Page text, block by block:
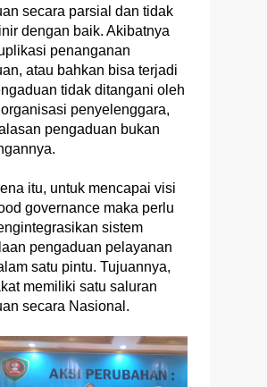
secara parsial dan tidak
dengan baik. Akibatnya
penanganan
atau bahkan bisa terjadi
tidak ditangani oleh
penyelenggara,
pengaduan bukan
itu, untuk mencapai visi
governance maka perlu
sistem
pengaduan pelayanan
satu pintu. Tujuannya,
memiliki satu saluran
secara Nasional.